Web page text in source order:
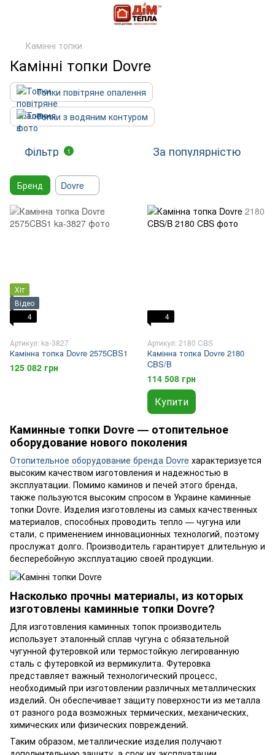
Камінні топки
Камінні топки Dovre
Топки повітряне опалення
Топки з водяним контуром
Фільтр 1 За популярністю
Бренд Dovre
Хіт
Відео
4
Артикул: ka-3827
Камінна топка Dovre 2575CBS1
125 082 грн
4
Артикул: 2180 CBS
Камінна топка Dovre 2180
CBS/B
114 508 грн
Купити
Каминные топки Dovre — отопительное
оборудование нового поколения
Отопительное оборудование бренда Dovre характеризуется
высоким качеством изготовления и надежностью в
эксплуатации. Помимо каминов и печей этого бренда,
также пользуются высоким спросом в Украине каминные
топки Dovre. Изделия изготовлены из самых качественных
материалов, способных проводить тепло — чугуна или
стали, с применением инновационных технологий, поэтому
прослужат долго. Производитель гарантирует длительную и
бесперебойную эксплуатацию своей продукции.
Насколько прочны материалы, из которых
изготовлены каминные топки Dovre?
Для изготовления каминных топок производитель
использует эталонный сплав чугуна с обязательной
чугунной футеровкой или термостойкую легированную
сталь с футеровкой из вермикулита. Футеровка
представляет важный технологический процесс,
необходимый при изготовлении различных металлических
изделий. Он обеспечивает защиту поверхности из металла
от разного рода возможных термических, механических,
химических или физических повреждений.
Таким образом, металлические изделия получают